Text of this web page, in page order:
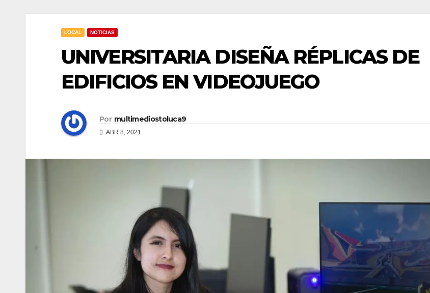
LOCAL NOTICIAS
UNIVERSITARIA DISEÑA RÉPLICAS DE
EDIFICIOS EN VIDEOJUEGO
Por multimediostoluca9
ABR 8, 2021